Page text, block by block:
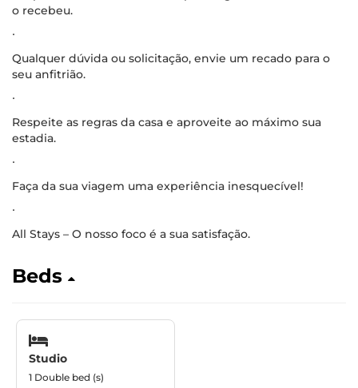
o recebeu.
∙
Qualquer dúvida ou solicitação, envie um recado para o
seu anfitrião.
∙
Respeite as regras da casa e aproveite ao máximo sua
estadia.
∙
Faça da sua viagem uma experiência inesquecível!
∙
All Stays – O nosso foco é a sua satisfação.
Beds
Studio
1 Double bed (s)